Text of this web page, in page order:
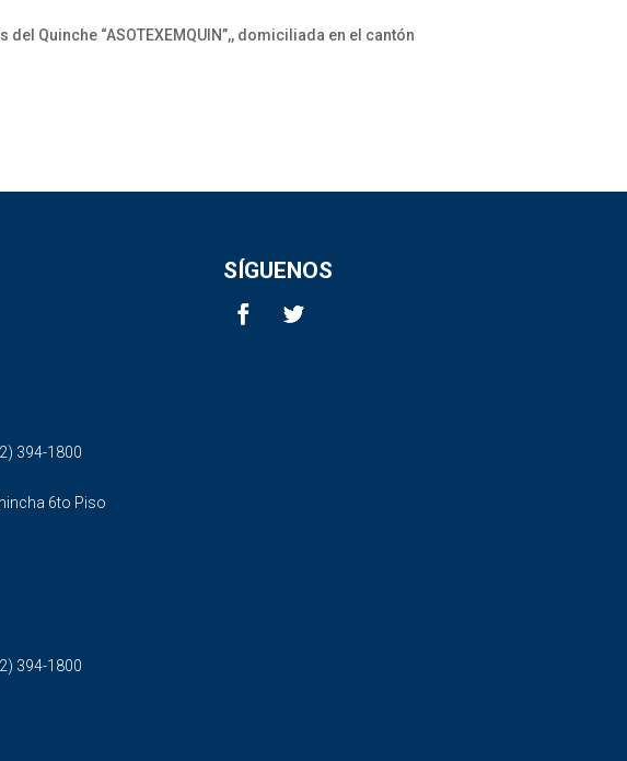
Quinche “ASOTEXEMQUIN”,, domiciliada en el cantón
SÍGUENOS
394-1800
6to Piso
394-1800